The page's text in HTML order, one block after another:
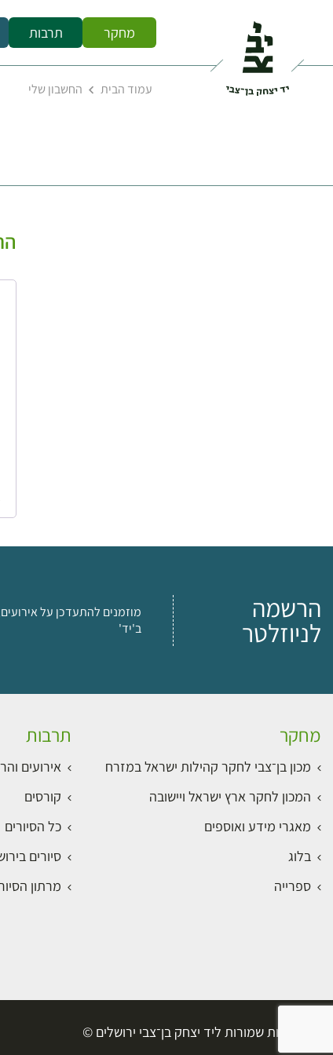
מחקר תרבות
עמוד הבית החשבון שלי
הרשמה
לניוזלטר
מוזמנים להתעדכן על
ב'יד'
מחקר
מכון בן־צבי לחקר קהילות ישראל במזרח
המכון לחקר ארץ ישראל ויישובה
מאגרי מידע ואוספים
בלוג
ספרייה
תרבות
אירועים
קורסים
כל הסיורים
סיורים
מרתון
כל הזכויות שמורות ליד יצחק בן־צבי ירושלים ©